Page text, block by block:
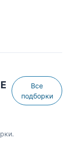
Все
подборки